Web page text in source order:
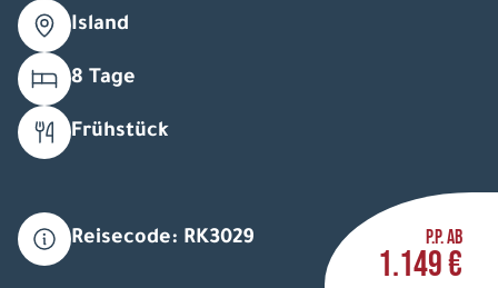
Island
8 Tage
Frühstück
Reisecode: RK3029 P.P. AB
1.149 €